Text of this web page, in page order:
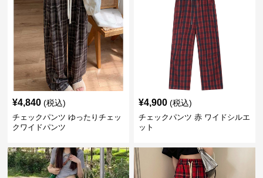
¥4,840 (税込)
チェックパンツ ゆったりチェッ
クワイドパンツ
¥4,900 (税込)
チェックパンツ 赤 ワイドシルエ
ット